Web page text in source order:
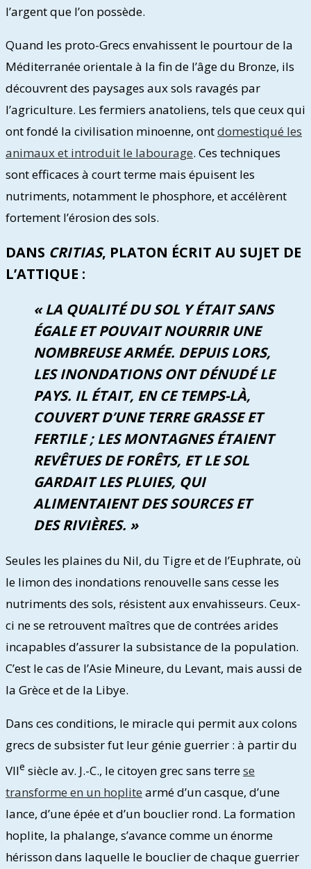
l’argent que l’on possède.
Quand les proto-Grecs envahissent le pourtour de la
Méditerranée orientale à la fin de l’âge du Bronze, ils
découvrent des paysages aux sols ravagés par
l’agriculture. Les fermiers anatoliens, tels que ceux qui
ont fondé la civilisation minoenne, ontdomestiqué les
animaux et introduit le labourage. Ces techniques
sont efficaces à court terme mais épuisent les
nutriments, notamment le phosphore, et accélèrent
fortement l’érosion des sols.
DANS CRITIAS, PLATON ÉCRIT AU SUJET DE
L’ATTIQUE :
« LA QUALITÉ DU SOL Y ÉTAIT SANS
ÉGALE ET POUVAIT NOURRIR UNE
NOMBREUSE ARMÉE. DEPUIS LORS,
LES INONDATIONS ONT DÉNUDÉ LE
PAYS. IL ÉTAIT, EN CE TEMPS-LÀ,
COUVERT D’UNE TERRE GRASSE ET
FERTILE ; LES MONTAGNES ÉTAIENT
REVÊTUES DE FORÊTS, ET LE SOL
GARDAIT LES PLUIES, QUI
ALIMENTAIENT DES SOURCES ET
DES RIVIÈRES. »
Seules les plaines du Nil, du Tigre et de l’Euphrate, où
le limon des inondations renouvelle sans cesse les
nutriments des sols, résistent aux envahisseurs. Ceux-
ci ne se retrouvent maîtres que de contrées arides
incapables d’assurer la subsistance de la population.
C’est le cas de l’Asie Mineure, du Levant, mais aussi de
la Grèce et de la Libye.
Dans ces conditions, le miracle qui permit aux colons
grecs de subsister fut leur génie guerrier : à partir du
VIIe siècle av. J.-C., le citoyen grec sans terrese
transforme en un hoplite armé d’un casque, d’une
lance, d’une épée et d’un bouclier rond. La formation
hoplite, la phalange, s’avance comme un énorme
hérisson dans laquelle le bouclier de chaque guerrier